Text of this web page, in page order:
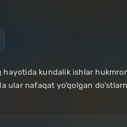
hayotida kundalik ishlar
ular nafaqat yo'qolgan